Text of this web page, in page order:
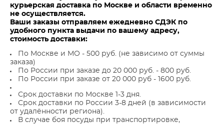
курьерская доставка по Москве и области временно
не осуществляется.
Ваши заказы отправляем ежедневно СДЭК по
удобного пункта выдачи по вашему адресу,
стоимость доставки:
По Москве и МО - 500 руб. (не зависимо от суммы
заказа)
По России при заказе до 20 000 руб. - 800 руб.
По России при заказе от 20 000 руб - 1600 руб.
Срок доставки по Москве 1-3 дня.
Срок доставки по России 3-8 дней (в зависимости
от удалённости региона).
В случае боя посуды при транспортировке,